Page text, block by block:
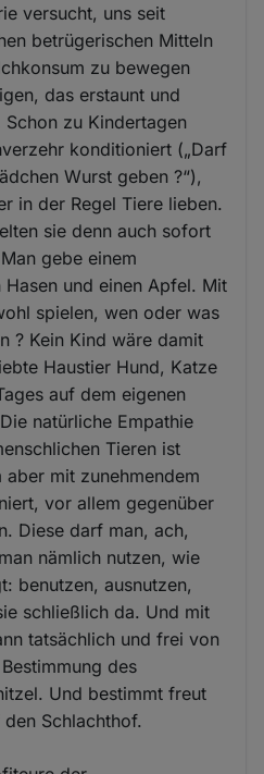
versucht, uns seit
betrügerischen Mitteln
zu bewegen
das erstaunt und
zu Kindertagen
konditioniert („Darf
Wurst geben ?“),
in der Regel Tiere lieben.
sie denn auch sofort
gebe einem
und einen Apfel. Mit
spielen, wen oder was
? Kein Kind wäre damit
Haustier Hund, Katze
auf dem eigenen
natürliche Empathie
Tieren ist
mit zunehmendem
vor allem gegenüber
Diese darf man, ach,
nämlich nutzen, wie
benutzen, ausnutzen,
schließlich da. Und mit
tatsächlich und frei von
des
Und bestimmt freut
Schlachthof.